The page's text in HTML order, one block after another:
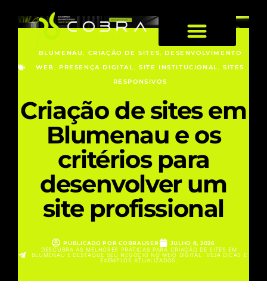
BLUMENAU, CRIAÇÃO DE SITES, DESENVOLVIMENTO
WEB , PRESENÇA DIGITAL, SITE INSTITUCIONAL, SITES
RESPONSIVOS
Criação de sites em
Blumenau e os
critérios para
desenvolver um
site profissional
PUBLICADO POR COBRAUSER
JULHO 8, 2026
DESCUBRA AS MELHORES PRÁTICAS PARA CRIAÇÃO DE SITES EM
BLUMENAU E DESTAQUE SEU NEGÓCIO NO MEIO DIGITAL. VEJA DICAS E
EXEMPLOS ATUALIZADOS.